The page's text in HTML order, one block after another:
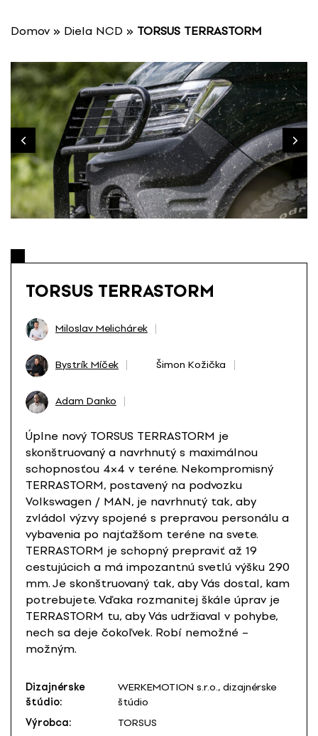
Domov » Diela NCD » TORSUS TERRASTORM
TORSUS TERRASTORM
Miloslav Melichárek
Bystrík Míček Šimon Kožička
Adam Danko
Úplne nový TORSUS TERRASTORM je
skonštruovaný a navrhnutý s maximálnou
schopnosťou 4×4 v teréne. Nekompromisný
TERRASTORM, postavený na podvozku
Volkswagen / MAN, je navrhnutý tak, aby
zvládol výzvy spojené s prepravou personálu a
vybavenia po najťažšom teréne na svete.
TERRASTORM je schopný prepraviť až 19
cestujúcich a má impozantnú svetlú výšku 290
mm. Je skonštruovaný tak, aby Vás dostal, kam
potrebujete. Vďaka rozmanitej škále úprav je
TERRASTORM tu, aby Vás udržiaval v pohybe,
nech sa deje čokoľvek. Robí nemožné –
možným.
Dizajnérske
štúdio:
WERKEMOTION s.r.o., dizajnérske
štúdio
Výrobca:
TORSUS